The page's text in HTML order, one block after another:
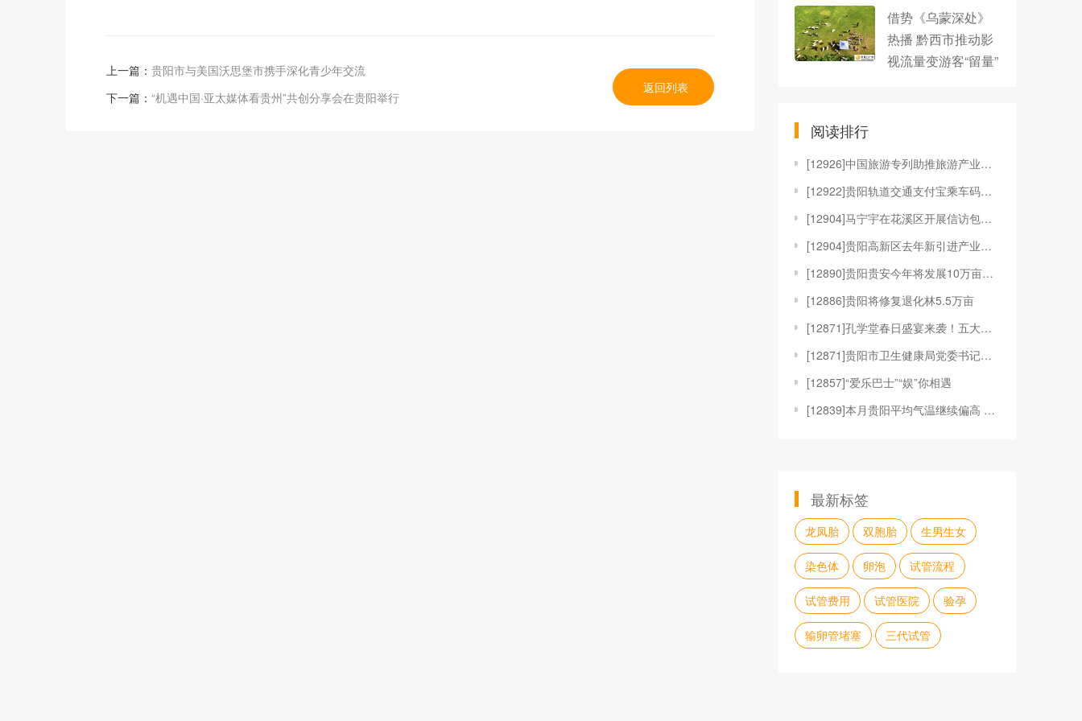
上一篇： 贵阳市与美国沃思堡市携手深化青少年交流
下一篇： “机遇中国·亚太媒体看贵州”共创分享会在贵阳举行
返回列表
借势《乌蒙深处》
热播 黔西市推动影
视流量变游客“留量”
阅读排行
[12926]中国旅游专列助推旅游产业加速“向美而行”
[12922]贵阳轨道交通支付宝乘车码上线
[12904]马宁宇在花溪区开展信访包案督访工作
[12904]贵阳高新区去年新引进产业项目到位资金超百
[12890]贵阳贵安今年将发展10万亩林下种植
[12886]贵阳将修复退化林5.5万亩
[12871]孔学堂春日盛宴来袭！五大特色活动邀您共赴
[12871]贵阳市卫生健康局党委书记娄果：六个方面精
[12857]“爱乐巴士”“娱”你相遇
[12839]本月贵阳平均气温继续偏高 但存在阶段性寒
最新标签
龙凤胎 双胞胎 生男生女
染色体 卵泡 试管流程
试管费用 试管医院 验孕
输卵管堵塞 三代试管